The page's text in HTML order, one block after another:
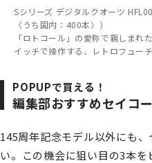
Sシリーズ デジタルクオーツ
〈うち国内：400本〉）
「ロトコール」の愛称で親しまれ
イッチで操作する、レトロフュー
POPUPで買える！
編集部おすすめセイコ
145周年記念モデル以外にも
い。この機会に狙い目の3本を